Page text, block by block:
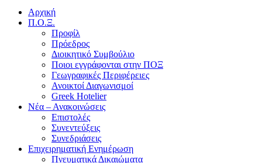
Αρχική
Π.Ο.Ξ.
Προφίλ
Πρόεδρος
Διοικητικό Συμβούλιο
Ποιοι εγγράφονται στην ΠΟΞ
Γεωγραφικές Περιφέρειες
Ανοικτοί Διαγωνισμoί
Greek Hotelier
Νέα – Ανακοινώσεις
Επιστολές
Συνεντεύξεις
Συνεδριάσεις
Επιχειρηματική Ενημέρωση
Πνευματικά Δικαιώματα